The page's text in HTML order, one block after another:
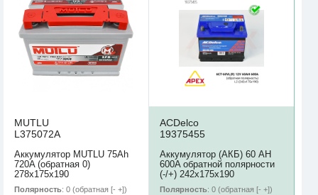
MUTLU
L375072A
Аккумулятор MUTLU 75Ah
720A (обратная 0)
278x175x190
Полярность: 0 (обратная [- +])
ACDelco
19375455
Аккумулятор (АКБ) 60 AH
600A обратной полярности
(-/+) 242х175х190
Полярность: 0 (обратная [- +])